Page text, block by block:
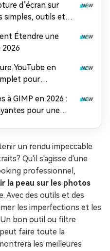
d’écran sur
simples, outils et
Étendre une
YouTube en
pour
à GIMP en 2026 :
pour une
un rendu impeccable
Qu'il s'agisse d'une
professionnel,
la peau sur les photos
Avec des outils et des
les imperfections et les
bon outil ou filtre
faire toute la
les meilleures